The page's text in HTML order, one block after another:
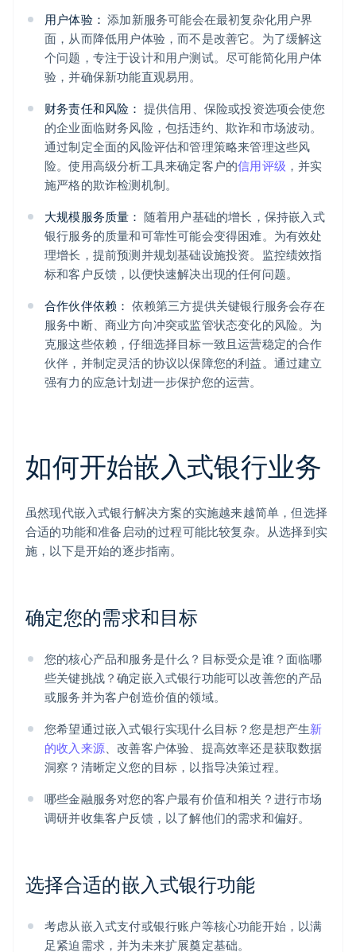
用户体验： 添加新服务可能会在最初复杂化用户界
面，从而降低用户体验，而不是改善它。为了缓解这
个问题，专注于设计和用户测试。尽可能简化用户体
验，并确保新功能直观易用。
财务责任和风险： 提供信用、保险或投资选项会使您
的企业面临财务风险，包括违约、欺诈和市场波动。
通过制定全面的风险评估和管理策略来管理这些风
险。使用高级分析工具来确定客户的信用评级 ，并实
施严格的欺诈检测机制。
大规模服务质量： 随着用户基础的增长，保持嵌入式
银行服务的质量和可靠性可能会变得困难。为有效处
理增长，提前预测并规划基础设施投资。监控绩效指
标和客户反馈，以便快速解决出现的任何问题。
合作伙伴依赖： 依赖第三方提供关键银行服务会存在
服务中断、商业方向冲突或监管状态变化的风险。为
克服这些依赖，仔细选择目标一致且运营稳定的合作
伙伴，并制定灵活的协议以保障您的利益。通过建立
强有力的应急计划进一步保护您的运营。
如何开始嵌入式银行业务
虽然现代嵌入式银行解决方案的实施越来越简单，但选择
合适的功能和准备启动的过程可能比较复杂。从选择到实
施，以下是开始的逐步指南。
确定您的需求和目标
您的核心产品和服务是什么？目标受众是谁？面临哪
些关键挑战？确定嵌入式银行功能可以改善您的产品
或服务并为客户创造价值的领域。
您希望通过嵌入式银行实现什么目标？您是想产生新
的收入来源、改善客户体验、提高效率还是获取数据
洞察？清晰定义您的目标，以指导决策过程。
哪些金融服务对您的客户最有价值和相关？进行市场
调研并收集客户反馈，以了解他们的需求和偏好。
选择合适的嵌入式银行功能
考虑从嵌入式支付或银行账户等核心功能开始，以满
足紧迫需求，并为未来扩展奠定基础。